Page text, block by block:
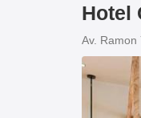
Hotel
Av. Ramon